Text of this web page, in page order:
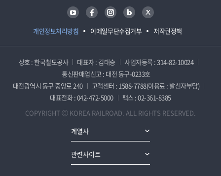
개인정보처리방침 이메일무단수집거부 저작권정책
유튜브 페이스북 인스타그램 블로그 트위터
상호 : 한국철도공사 대표자 : 김태승
사업자등록 : 314-82-10024
통신판매업신고 : 대전 동구-0233호
대전광역시 동구 중앙로 240
고객센터 : 1588-7788(이용료 : 발신자부담)
대표전화 : 042-472-5000
팩스 : 02-361-8385
COPYRIGHT ⓒ KOREA RAILROAD. ALL RIGHTS RESERVED.
계열사
관련사이트